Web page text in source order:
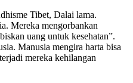
Tibet, Dalai lama.
Mereka mengorbankan
uang untuk kesehatan”.
Manusia mengira harta bisa
mereka kehilangan